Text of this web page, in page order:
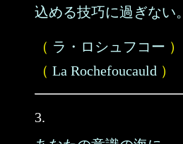
込める技巧に過ぎない。
（ ラ・ロシュフコー ）
（ La Rochefoucauld ）
3.